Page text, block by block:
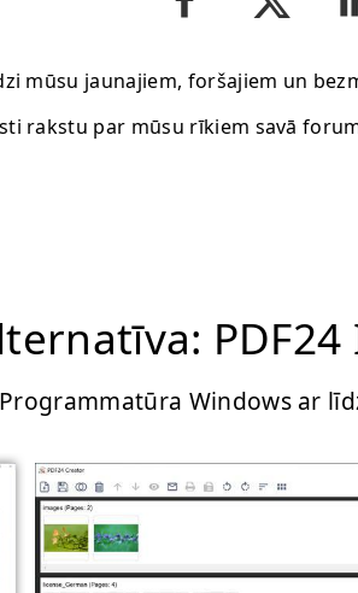
mūsu jaunajiem, foršajiem un
rakstu par mūsu rīkiem savā
Programmatūra Windows ar